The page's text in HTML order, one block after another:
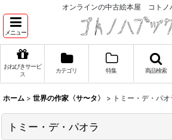
オンラインの中古絵本屋 コトノ
メニュー
おねびきサービ
ス
カテゴリ 特集 商品検索
ホーム > 世界の作家〈サ〜タ〉 > トミー・デ・パオ
トミー・デ・パオラ